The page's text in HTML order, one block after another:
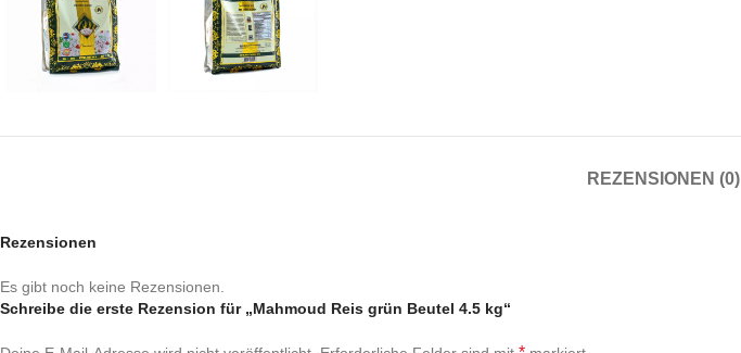
REZENSIONEN (0)
Rezensionen
Es gibt noch keine Rezensionen.
Schreibe die erste Rezension für „Mahmoud Reis grün Beutel 4.5 kg“